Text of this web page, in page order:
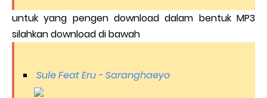
untuk yang pengen download dalam bentuk MP3
silahkan download di bawah
Sule Feat Eru - Saranghaeyo